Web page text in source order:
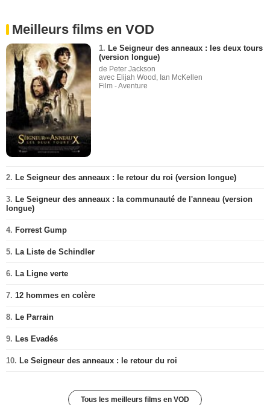
Meilleurs films en VOD
1. Le Seigneur des anneaux : les deux tours
(version longue)
de Peter Jackson
avec Elijah Wood, Ian McKellen
Film - Aventure
2. Le Seigneur des anneaux : le retour du roi (version longue)
3. Le Seigneur des anneaux : la communauté de l'anneau (version
longue)
4. Forrest Gump
5. La Liste de Schindler
6. La Ligne verte
7. 12 hommes en colère
8. Le Parrain
9. Les Evadés
10. Le Seigneur des anneaux : le retour du roi
Tous les meilleurs films en VOD